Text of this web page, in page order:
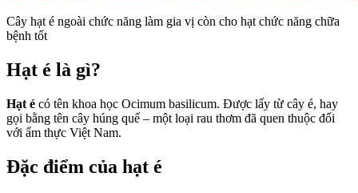
Cây hạt é ngoài chức năng làm gia vị còn cho hạt chức năng chữa
bệnh tốt
Hạt é là gì?
Hạt é có tên khoa học Ocimum basilicum. Được lấy từ cây é, hay
gọi bằng tên cây húng quế – một loại rau thơm đã quen thuộc đối
với ẩm thực Việt Nam.
Đặc điểm của hạt é